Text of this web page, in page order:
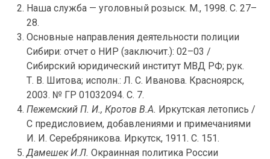
Наша служба — уголовный розыск. М., 1998. С. 27–
28.
Основные направления деятельности полиции
Сибири: отчет о НИР (заключит.): 02–03 /
Сибирский юридический институт МВД РФ; рук.
Т. В. Шитова; исполн.: Л. С. Иванова. Красноярск,
2003. № ГР 01032094. С. 7.
Пежемский П. И., Кротов В.А. Иркутская летопись /
С предисловием, добавлениями и примечаниями
И. И. Серебряникова. Иркутск, 1911. С. 151.
Дамешек И.Л. Окраинная политика России